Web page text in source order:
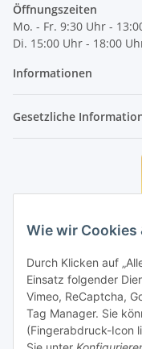
Wie wir Cookies
Durch Klicken auf
Einsatz folgender
Vimeo, ReCaptcha,
Tag Manager. Sie
(Fingerabdruck-Icon
Öffnungszeiten
Mo. - Fr. 9:30 Uhr -
Di. 15:00 Uhr - 18:00
Informationen
Gesetzliche